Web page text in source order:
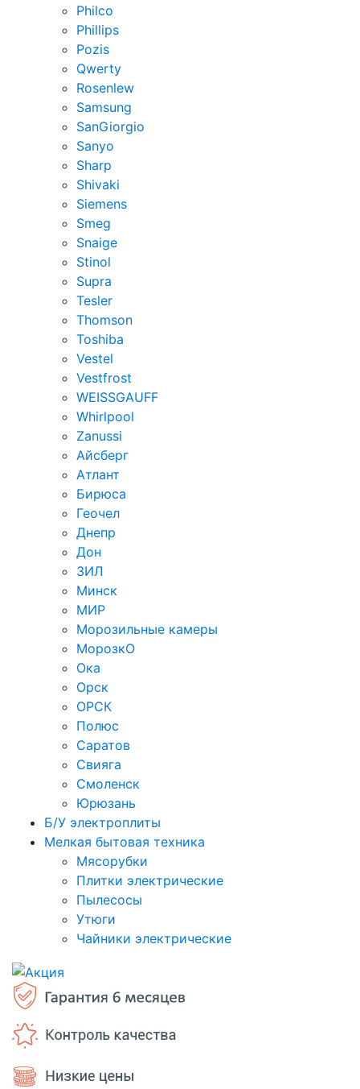
Philco
Phillips
Pozis
Qwerty
Rosenlew
Samsung
SanGiorgio
Sanyo
Sharp
Shivaki
Siemens
Smeg
Snaige
Stinol
Supra
Tesler
Thomson
Toshiba
Vestel
Vestfrost
WEISSGAUFF
Whirlpool
Zanussi
Айсберг
Атлант
Бирюса
Геочел
Днепр
Дон
ЗИЛ
Минск
МИР
Морозильные камеры
МорозкО
Ока
Орск
ОРСК
Полюс
Саратов
Свияга
Смоленск
Юрюзань
Б/У электроплиты
Мелкая бытовая техника
Мясорубки
Плитки электрические
Пылесосы
Утюги
Чайники электрические